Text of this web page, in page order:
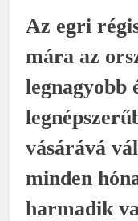
Az egri
mára az
legnagyobb
vásárává
minden
harmadik